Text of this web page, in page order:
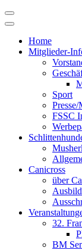
Skip
to
Home
Mitglieder-
Sport
Presse/
FSSC
Canicross
über
32.
BM